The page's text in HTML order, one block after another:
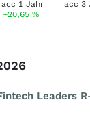
+20,65%
Leaders